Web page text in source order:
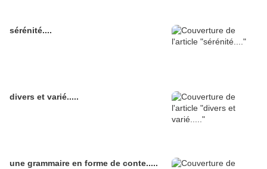
sérénité....
divers et varié.....
une grammaire en forme de conte.....